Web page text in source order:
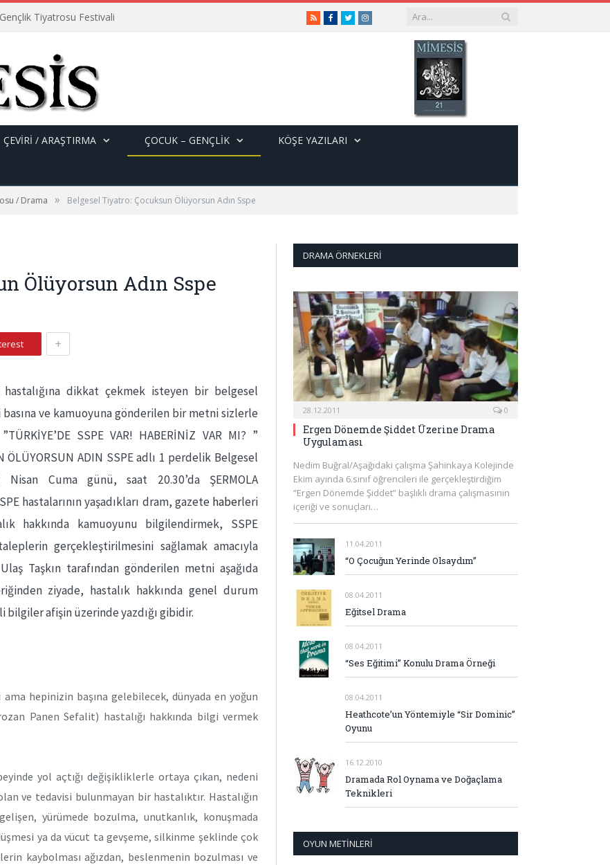
Tiyatrosu Festivali RSSFacebook
TwitterInstagram
ÇEVİRİ / ARAŞTIRMA ÇOCUK – GENÇLIK KÖŞE YAZILARI
/ Drama » Belgesel Tiyatro: Çocuksun Ölüyorsun Adın Sspe
Ölüyorsun Adın Sspe
+
hastalığına dikkat çekmek isteyen bir belgesel
ve kamuoyuna gönderilen bir metni sizlerle
SSPE VAR! HABERİNİZ VAR MI? ”
ÖLÜYORSUN ADIN SSPE adlı 1 perdelik Belgesel
Cuma günü, saat 20.30’da ŞERMOLA
hastalarının yaşadıkları dram, gazete haberleri
hakkında kamuoyunu bilgilendirmek, SSPE
gerçekleştirilmesini sağlamak amacıyla
Taşkın tarafından gönderilen metni aşağıda
ziyade, hastalık hakkında genel durum
afişin üzerinde yazdığı gibidir.
hepinizin başına gelebilecek, dünyada en yoğun
Panen Sefalit) hastalığı hakkında bilgi vermek
yol açtığı değişikliklerle ortaya çıkan, nedeni
ve tedavisi bulunmayan bir hastalıktır. Hastalığın
yürümede bozulma, unutkanlık, konuşmada
ya da vücut ta gevşeme, silkinme şeklinde çok
kaybolması ağızdan, beslenmenin bozulması ve
DRAMA ÖRNEKLERI
28.12.2011 0
Ergen Dönemde Şiddet Üzerine Drama
Uygulaması
Nedim Buğral/Aşağıdaki çalışma Şahinkaya Kolejinde
Ekim ayında 6.sınıf öğrencileri ile gerçekleştirdiğim
“Ergen Dönemde Şiddet” başlıklı drama çalışmasının
içeriği ve sonuçları…
11.04.2011
“O Çocuğun Yerinde Olsaydım”
08.04.2011
Eğitsel Drama
08.04.2011
“Ses Eğitimi” Konulu Drama Örneği
08.04.2011
Heathcote’un Yöntemiyle “Sir Dominic”
Oyunu
16.12.2010
Dramada Rol Oynama ve Doğaçlama
Teknikleri
OYUN METINLERI